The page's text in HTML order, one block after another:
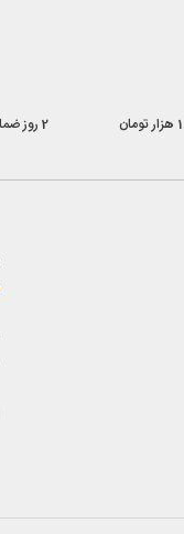
2 روز ضمانت بازگشت وجه و استرداد کالا